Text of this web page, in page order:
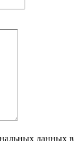
данных в